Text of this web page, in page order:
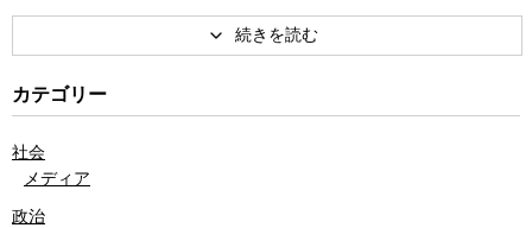
新総裁として臨んだ9月24日の平河クラブの記者会見では、萩生田
光一筆頭副幹事長が冒頭、質問者は平河クラブに限ると宣言をした
上での露骨なメディア統制を行っている。
ランスやネットメディアの記者が大勢挙手をしているにもかかわら
ず、挙手をしていなかったNHKの記者を指名して失笑を買ってい
る。
カテゴリー
社会
メディア
政治